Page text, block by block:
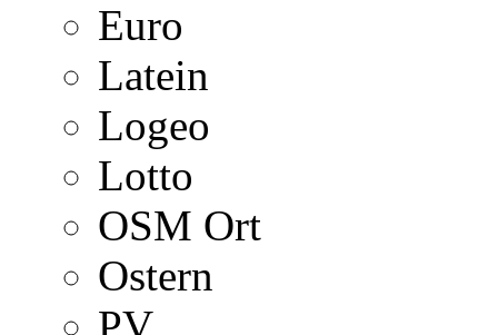
Euro
Latein
Logeo
Lotto
OSM Ort
Ostern